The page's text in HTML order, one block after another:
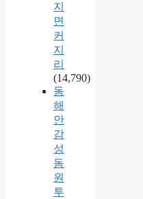
지
면
커
지
리
(14,790)
동
해
안
감
성
돔
원
투